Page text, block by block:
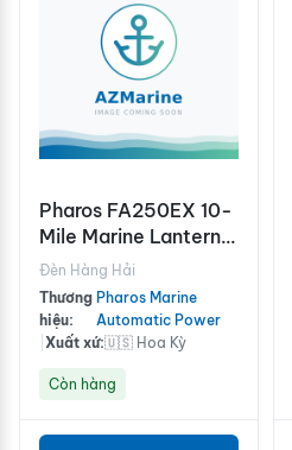
Pharos FA250EX 10-
Mile Marine Lantern
Assembly Atex
Approved for Zone 1
Hazardous Area
Installation
Đèn Hàng Hải
Thương
hiệu:
Pharos Marine
Automatic Power
Xuất xứ:🇺🇸 Hoa Kỳ
Còn hàng